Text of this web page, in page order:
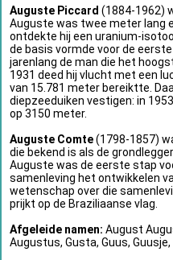
Auguste Piccard (1884-1962)
Auguste was twee meter lang
ontdekte hij een uranium-
de basis vormde voor de
jarenlang de man die het
1931 deed hij vlucht met een
van 15.781 meter bereiktte.
diepzeeduiken vestigen: in
op 3150 meter.
Auguste Comte(1798-1857)
die bekend is als de
Auguste was de eerste stap
samenleving het ontwikkelen
wetenschap over die
prijkt op de Braziliaanse vlag.
Afgeleide namen: August
Augustus, Gusta, Guus, Guusje,